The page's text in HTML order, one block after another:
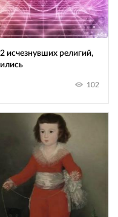
исчезнувших религий,
102